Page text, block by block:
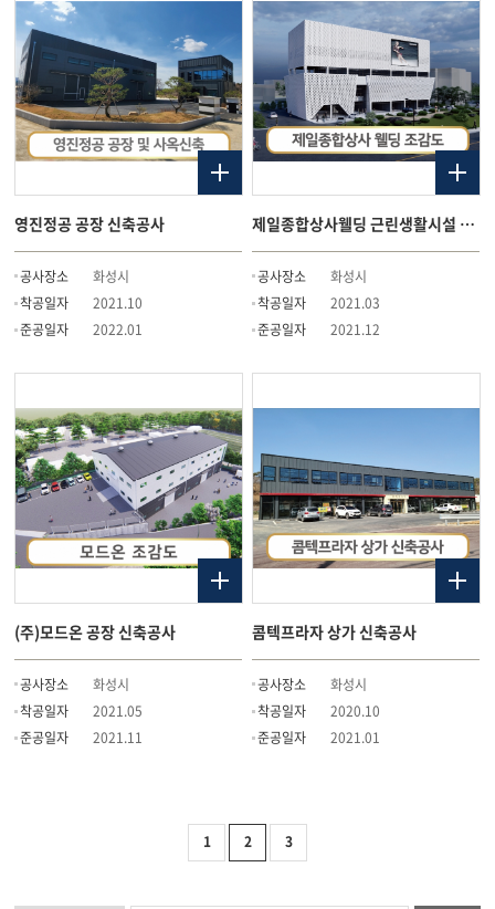
영진정공 공장 신축공사
공사장소
화성시
착공일자
2021.10
준공일자
2022.01
제일종합상사웰딩 근린생활시설 신축공사
공사장소
화성시
착공일자
2021.03
준공일자
2021.12
(주)모드온 공장 신축공사
공사장소
화성시
착공일자
2021.05
준공일자
2021.11
콤텍프라자 상가 신축공사
공사장소
화성시
착공일자
2020.10
준공일자
2021.01
1 2 3